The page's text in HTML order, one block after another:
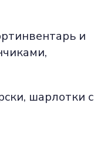
и
шарлотки с